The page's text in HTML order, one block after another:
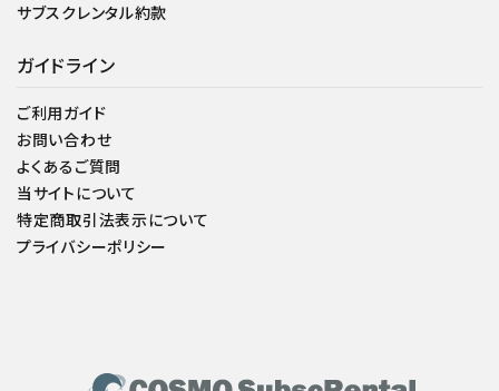
サブスクレンタル約款
ガイドライン
ご利用ガイド
お問い合わせ
よくあるご質問
当サイトについて
特定商取引法表示について
プライバシーポリシー